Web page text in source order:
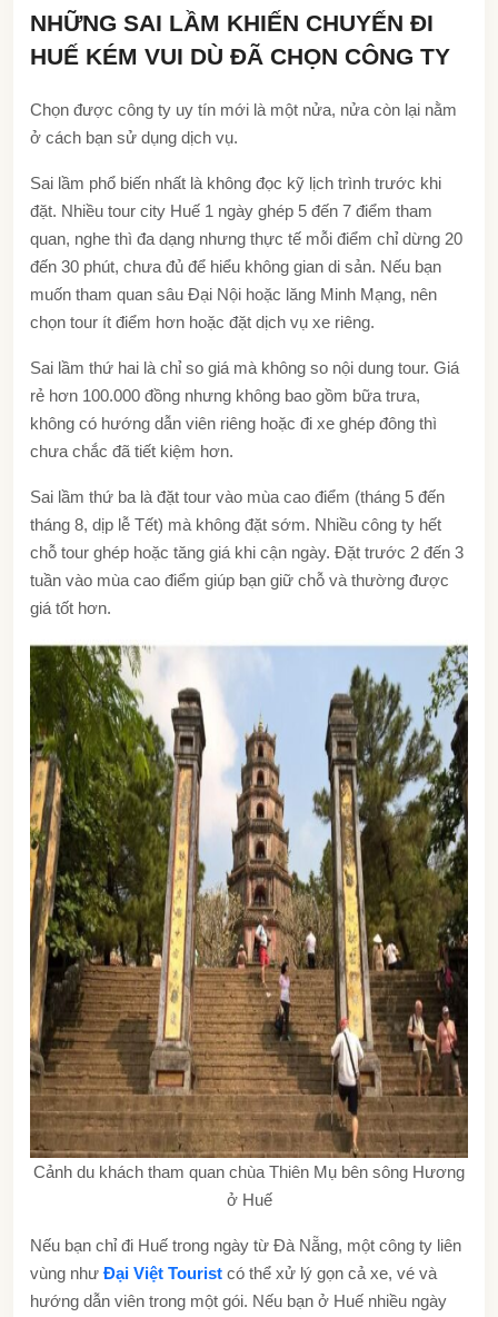
NHỮNG SAI LẦM KHIẾN CHUYẾN ĐI
HUẾ KÉM VUI DÙ ĐÃ CHỌN CÔNG TY
Chọn được công ty uy tín mới là một nửa, nửa còn lại nằm
ở cách bạn sử dụng dịch vụ.
Sai lầm phổ biến nhất là không đọc kỹ lịch trình trước khi
đặt. Nhiều tour city Huế 1 ngày ghép 5 đến 7 điểm tham
quan, nghe thì đa dạng nhưng thực tế mỗi điểm chỉ dừng 20
đến 30 phút, chưa đủ để hiểu không gian di sản. Nếu bạn
muốn tham quan sâu Đại Nội hoặc lăng Minh Mạng, nên
chọn tour ít điểm hơn hoặc đặt dịch vụ xe riêng.
Sai lầm thứ hai là chỉ so giá mà không so nội dung tour. Giá
rẻ hơn 100.000 đồng nhưng không bao gồm bữa trưa,
không có hướng dẫn viên riêng hoặc đi xe ghép đông thì
chưa chắc đã tiết kiệm hơn.
Sai lầm thứ ba là đặt tour vào mùa cao điểm (tháng 5 đến
tháng 8, dịp lễ Tết) mà không đặt sớm. Nhiều công ty hết
chỗ tour ghép hoặc tăng giá khi cận ngày. Đặt trước 2 đến 3
tuần vào mùa cao điểm giúp bạn giữ chỗ và thường được
giá tốt hơn.
Cảnh du khách tham quan chùa Thiên Mụ bên sông Hương
ở Huế
Nếu bạn chỉ đi Huế trong ngày từ Đà Nẵng, một công ty liên
vùng như Đại Việt Tourist có thể xử lý gọn cả xe, vé và
hướng dẫn viên trong một gói. Nếu bạn ở Huế nhiều ngày